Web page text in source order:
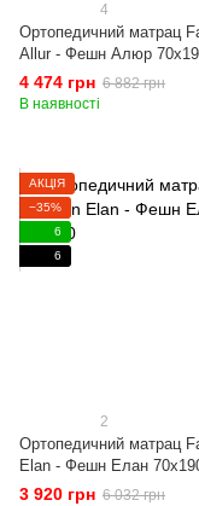
4
Ортопедичний матрац
Allur - Фешн Алюр
4 474 грн 6 882 грн
В наявності
АКЦІЯ
−35%
6
6
2
Ортопедичний матрац
Elan - Фешн Елан
3 920 грн 6 032 грн